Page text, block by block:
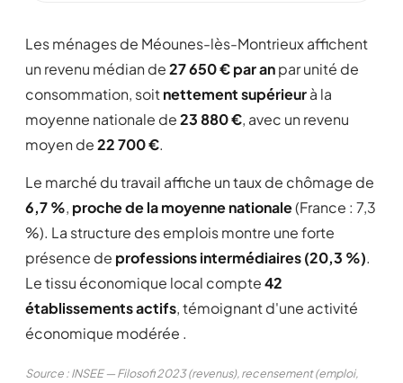
Les ménages de Méounes-lès-Montrieux affichent
un revenu médian de27 650 € par anpar unité de
consommation, soitnettement supérieurà la
moyenne nationale de23 880 €, avec un revenu
moyen de22 700 €.
Le marché du travail affiche un taux de chômage de
6,7 %, proche de la moyenne nationale(France : 7,3
%). La structure des emplois montre une forte
présence de professions intermédiaires (20,3 %).
Le tissu économique local compte42
établissements actifs, témoignant d'une activité
économique modérée .
Source : INSEE — Filosofi 2023 (revenus), recensement (emploi,